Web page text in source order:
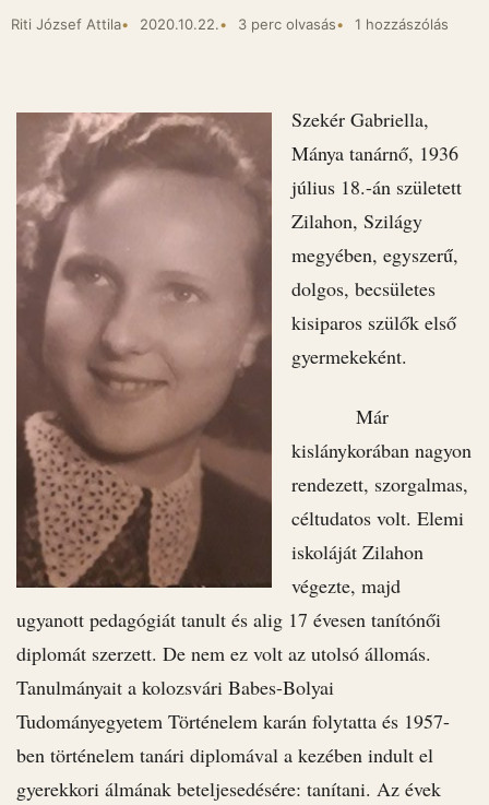
Riti József Attila 2020.10.22. 3 perc olvasás 1 hozzászólás
Szekér Gabriella,
Mánya tanárnő, 1936
július 18.-án született
Zilahon, Szilágy
megyében, egyszerű,
dolgos, becsületes
kisiparos szülők első
gyermekeként.
Már
kislánykorában nagyon
rendezett, szorgalmas,
céltudatos volt. Elemi
iskoláját Zilahon
végezte, majd
ugyanott pedagógiát tanult és alig 17 évesen tanítónői
diplomát szerzett. De nem ez volt az utolsó állomás.
Tanulmányait a kolozsvári Babes-Bolyai
Tudományegyetem Történelem karán folytatta és 1957-
ben történelem tanári diplomával a kezében indult el
gyerekkori álmának beteljesedésére: tanítani. Az évek